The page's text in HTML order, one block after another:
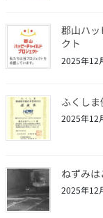
郡山ハッ
クト
2025年12
ふくし
2025年12
ねずみ
2025年12